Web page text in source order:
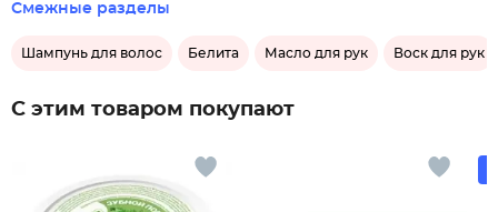
Смежные разделы
Шампунь для волос Белита Масло для рук Воск для рук
С этим товаром покупают